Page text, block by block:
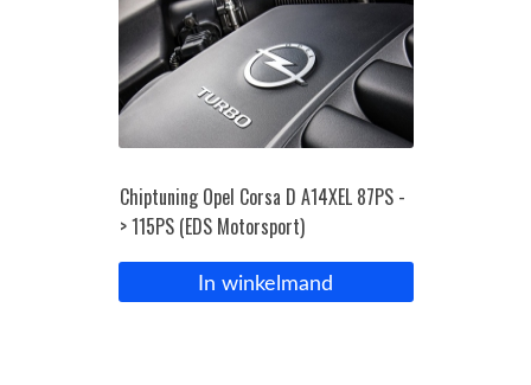
Bedrijfswagen parts
Inloggen / Registreren
Chiptuning Opel Corsa D A14XEL 87PS -
> 115PS (EDS Motorsport)
In winkelmand